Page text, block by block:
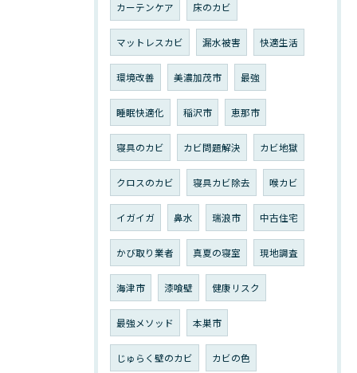
カーテンケア 床のカビ
マットレスカビ 漏水被害 快適生活
環境改善 美濃加茂市 最強
睡眠快適化 稲沢市 恵那市
寝具のカビ カビ問題解決 カビ地獄
クロスのカビ 寝具カビ除去 喉カビ
イガイガ 鼻水 瑞浪市 中古住宅
かび取り業者 真夏の寝室 現地調査
海津市 漆喰壁 健康リスク
最強メソッド 本巣市
じゅらく壁のカビ カビの色